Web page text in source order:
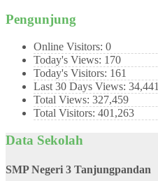
Pengunjung
Online Visitors: 0
Today's Views: 170
Today's Visitors: 161
Last 30 Days Views: 34,441
Total Views: 327,459
Total Visitors: 401,263
Data Sekolah
SMP Negeri 3 Tanjungpandan